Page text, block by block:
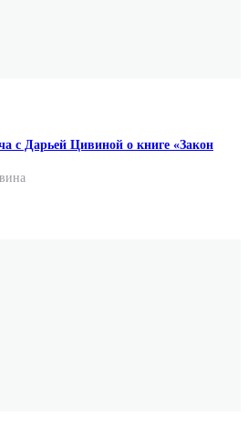
с Дарьей Цивиной о книге «Закон